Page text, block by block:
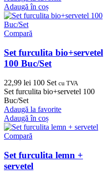
Adaugă în coș
Compară
Set furculita bio+servetel
100 Buc/Set
22,99 lei 100 Set cu TVA
Set furculita bio+servetel 100
Buc/Set
Adaugă la favorite
Adaugă în coș
Compară
Set furculita lemn +
servetel